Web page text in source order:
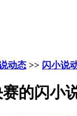
动态 >> 闪小说
的闪小